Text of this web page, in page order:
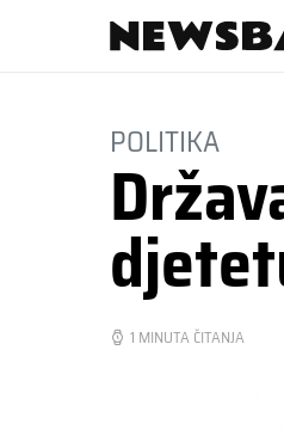
POLITIKA
1 MINUTA ČITANJA